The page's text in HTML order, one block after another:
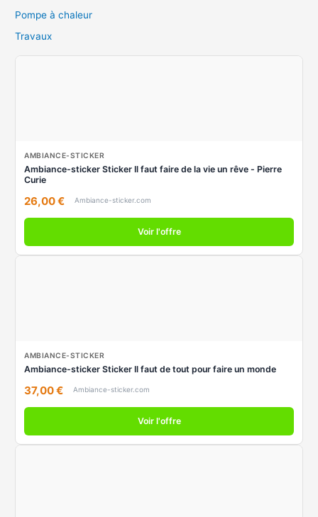
Pompe à chaleur
Travaux
AMBIANCE-STICKER
Ambiance-sticker Sticker Il faut faire de la vie un rêve - Pierre
Curie
26,00 € Ambiance-sticker.com
Voir l'offre
AMBIANCE-STICKER
Ambiance-sticker Sticker Il faut de tout pour faire un monde
37,00 € Ambiance-sticker.com
Voir l'offre